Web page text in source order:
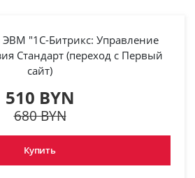
"1С-Битрикс: Управление
Стандарт (переход с Первый
сайт)
510 BYN
680 BYN
Купить